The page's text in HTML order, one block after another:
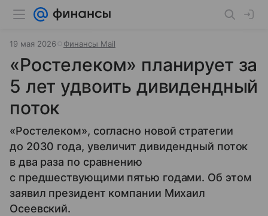
19 мая 2026 Финансы Mail
«Ростелеком» планирует за
5 лет удвоить дивидендный
поток
«Ростелеком», согласно новой стратегии
до 2030 года, увеличит дивидендный поток
в два раза по сравнению
с предшествующими пятью годами. Об этом
заявил президент компании Михаил
Осеевский.